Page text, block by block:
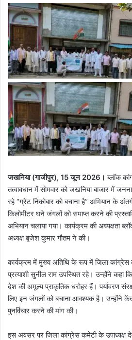
जखनिया (गाजीपुर), 15 जून 2026। ब्लॉक
तत्वावधान में सोमवार को जखनिया बाजार में
रहे “ग्रेट निकोबार को बचाना है” अभियान के
किलोमीटर घने जंगलों को समाप्त करने की
अभियान चलाया गया। कार्यक्रम की अध्यक्षता
अध्यक्ष बृजेश कुमार गौतम ने की।
कार्यक्रम में मुख्य अतिथि के रूप में जिला कांग्रेस
प्रत्याशी सुनील राम उपस्थित रहे। उन्होंने कहा
देश की अमूल्य प्राकृतिक धरोहर हैं। पर्यावरण
लिए इन जंगलों को बचाना आवश्यक है। उन्होंने
पुनर्विचार करने की मांग की।
इस अवसर पर जिला कांग्रेस कमेटी के उपाध्यक्ष